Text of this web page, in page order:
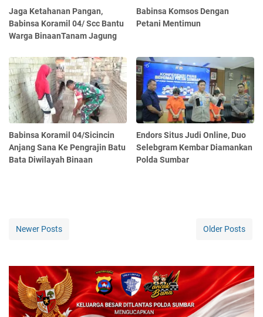
Jaga Ketahanan Pangan,
Babinsa Koramil 04/ Scc Bantu
Warga BinaanTanam Jagung
Babinsa Komsos Dengan
Petani Mentimun
Babinsa Koramil 04/Sicincin
Anjang Sana Ke Pengrajin Batu
Bata Diwilayah Binaan
Endors Situs Judi Online, Duo
Selebgram Kembar Diamankan
Polda Sumbar
Newer Posts Older Posts